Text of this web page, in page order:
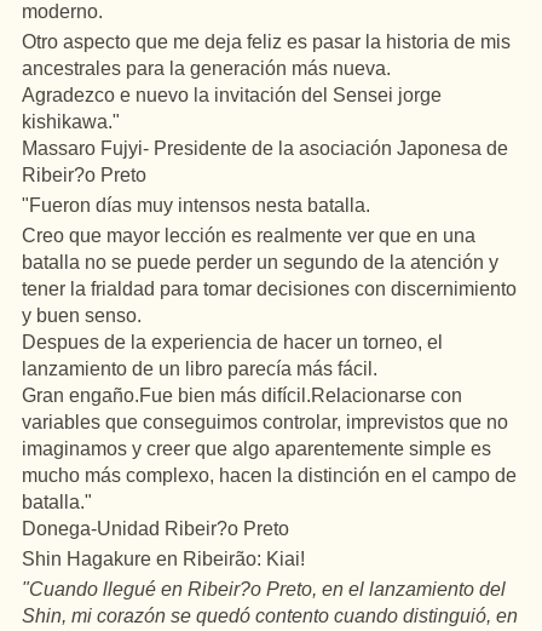
moderno.
Otro aspecto que me deja feliz es pasar la historia de mis
ancestrales para la generación más nueva.
Agradezco e nuevo la invitación del Sensei jorge
kishikawa."
Massaro Fujyi- Presidente de la asociación Japonesa de
Ribeir?o Preto
"Fueron días muy intensos nesta batalla.
Creo que mayor lección es realmente ver que en una
batalla no se puede perder un segundo de la atención y
tener la frialdad para tomar decisiones con discernimiento
y buen senso.
Despues de la experiencia de hacer un torneo, el
lanzamiento de un libro parecía más fácil.
Gran engaño.Fue bien más difícil.Relacionarse con
variables que conseguimos controlar, imprevistos que no
imaginamos y creer que algo aparentemente simple es
mucho más complexo, hacen la distinción en el campo de
batalla."
Donega-Unidad Ribeir?o Preto
Shin Hagakure en Ribeirão: Kiai!
"Cuando llegué en Ribeir?o Preto, en el lanzamiento del
Shin, mi corazón se quedó contento cuando distinguió, en